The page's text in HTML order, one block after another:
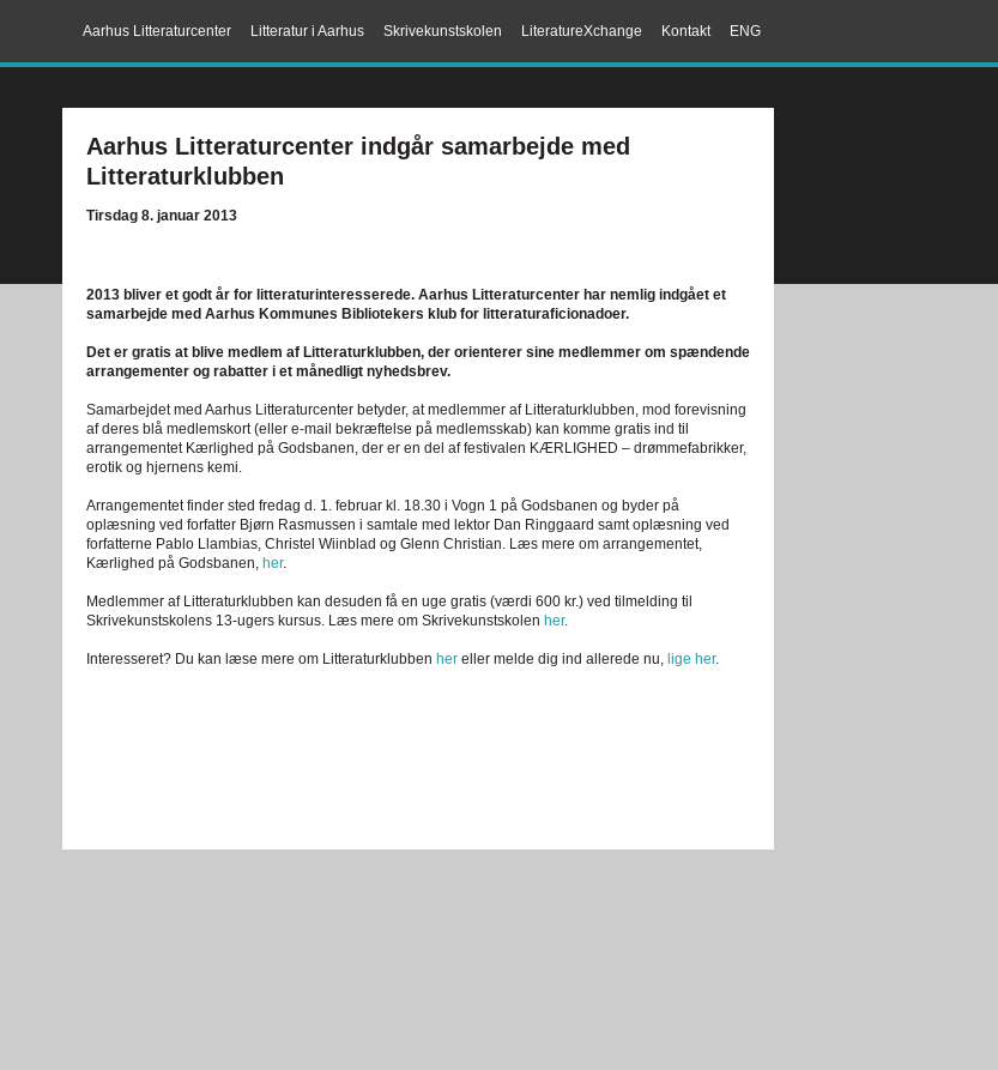
ENG
Kontakt
LiteratureXchange
Skrivekunstskolen
Litteratur i Aarhus
Aarhus Litteraturcenter
Aarhus Litteraturcenter indgår samarbejde med
Litteraturklubben
Tirsdag 8. januar 2013
2013 bliver et godt år for litteraturinteresserede. Aarhus Litteraturcenter har nemlig indgået et
samarbejde med Aarhus Kommunes Bibliotekers klub for litteraturaficionadoer.
Det er gratis at blive medlem af Litteraturklubben, der orienterer sine medlemmer om spændende
arrangementer og rabatter i et månedligt nyhedsbrev.
Samarbejdet med Aarhus Litteraturcenter betyder, at medlemmer af Litteraturklubben, mod forevisning
af deres blå medlemskort (eller e-mail bekræftelse på medlemsskab) kan komme gratis ind til
arrangementet Kærlighed på Godsbanen, der er en del af festivalen KÆRLIGHED – drømmefabrikker,
erotik og hjernens kemi.
Arrangementet finder sted fredag d. 1. februar kl. 18.30 i Vogn 1 på Godsbanen og byder på
oplæsning ved forfatter Bjørn Rasmussen i samtale med lektor Dan Ringgaard samt oplæsning ved
forfatterne Pablo Llambias, Christel Wiinblad og Glenn Christian. Læs mere om arrangementet,
Kærlighed på Godsbanen, her.
Medlemmer af Litteraturklubben kan desuden få en uge gratis (værdi 600 kr.) ved tilmelding til
Skrivekunstskolens 13-ugers kursus. Læs mere om Skrivekunstskolen her.
Interesseret? Du kan læse mere om Litteraturklubben her eller melde dig ind allerede nu, lige her.